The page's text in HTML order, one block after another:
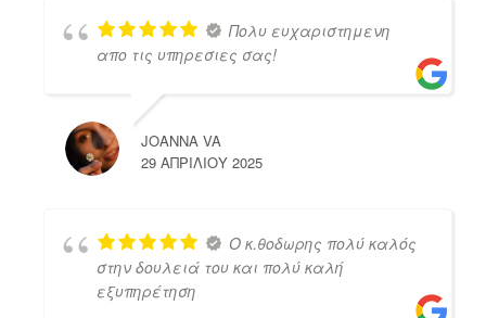
Πολυ ευχαριστημενη
απο τις υπηρεσιες σας!
JOANNA VA
29 ΑΠΡΙΛΊΟΥ 2025
Ο κ.θοδωρης πολύ καλός
στην δουλειά του και πολύ καλή
εξυπηρέτηση